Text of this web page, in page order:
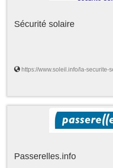
Sécurité solaire
https://www.soleil.info/la-securite-
Passerelles.info